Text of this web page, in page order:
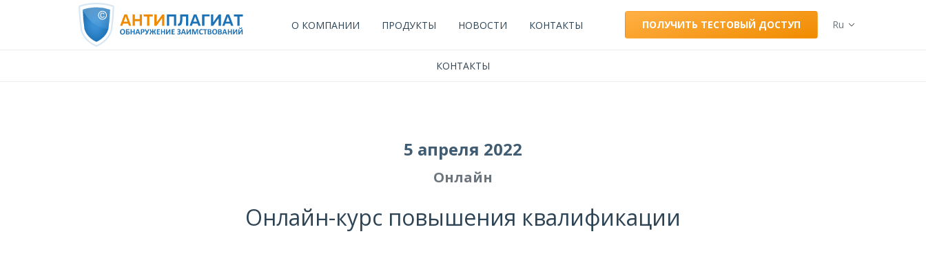
О КОМПАНИИ ПРОДУКТЫ НОВОСТИ КОНТАКТЫ ПОЛУЧИТЬ ТЕСТОВЫЙ ДОСТУП Ru
КОНТАКТЫ
5 апреля 2022
Онлайн
Онлайн-курс повышения квалификации